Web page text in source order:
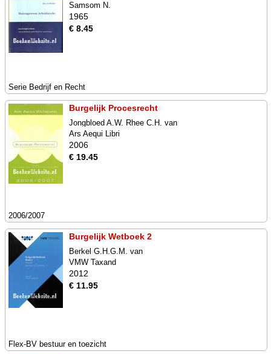
Samsom N.
1965
€ 8.45
Serie Bedrijf en Recht
Burgelijk Procesrecht
Jongbloed A.W. Rhee C.H. van
Ars Aequi Libri
2006
€ 19.45
2006/2007
Burgelijk Wetboek 2
Berkel G.H.G.M. van
VMW Taxand
2012
€ 11.95
Flex-BV bestuur en toezicht